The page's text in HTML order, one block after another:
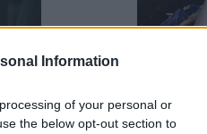
Information
of your personal or
the below opt-out section to